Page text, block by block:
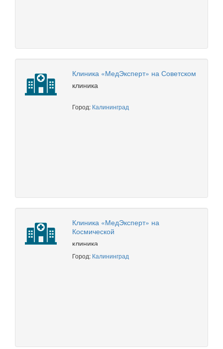
Клиника «МедЭксперт» на Советском
клиника
Город: Калининград
Клиника «МедЭксперт» на
Космической
клиника
Город: Калининград